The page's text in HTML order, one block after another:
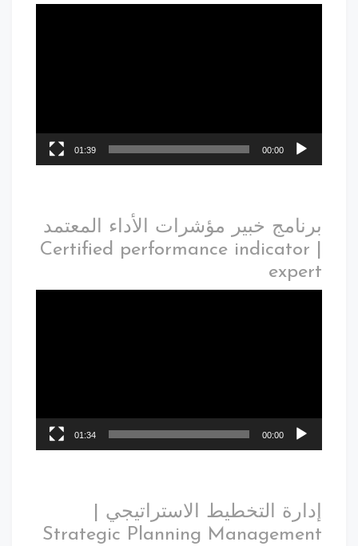
00:00
01:39
برنامج خبير مؤشرات الأداء المعتمد
| Certified performance indicator
expert
00:00
01:34
إدارة التخطيط الاستراتيجي |
Strategic Planning Management